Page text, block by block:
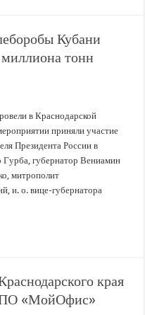
Кубани
тонн
в Краснодарской
приняли участие
Президента России в
губернатор Вениамин
митрополит
и. о. вице-губернатора
края
ПО «МойОфис»